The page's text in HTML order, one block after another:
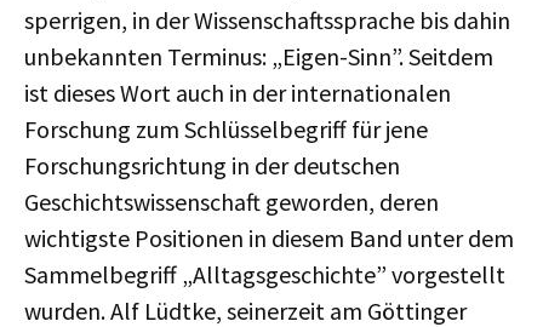
sperrigen, in der Wissenschaftssprache bis dahin
unbekannten Terminus: „Eigen-Sinn”. Seitdem
ist dieses Wort auch in der internationalen
Forschung zum Schlüsselbegriff für jene
Forschungsrichtung in der deutschen
Geschichtswissenschaft geworden, deren
wichtigste Positionen in diesem Band unter dem
Sammelbegriff „Alltagsgeschichte” vorgestellt
wurden. Alf Lüdtke, seinerzeit am Göttinger